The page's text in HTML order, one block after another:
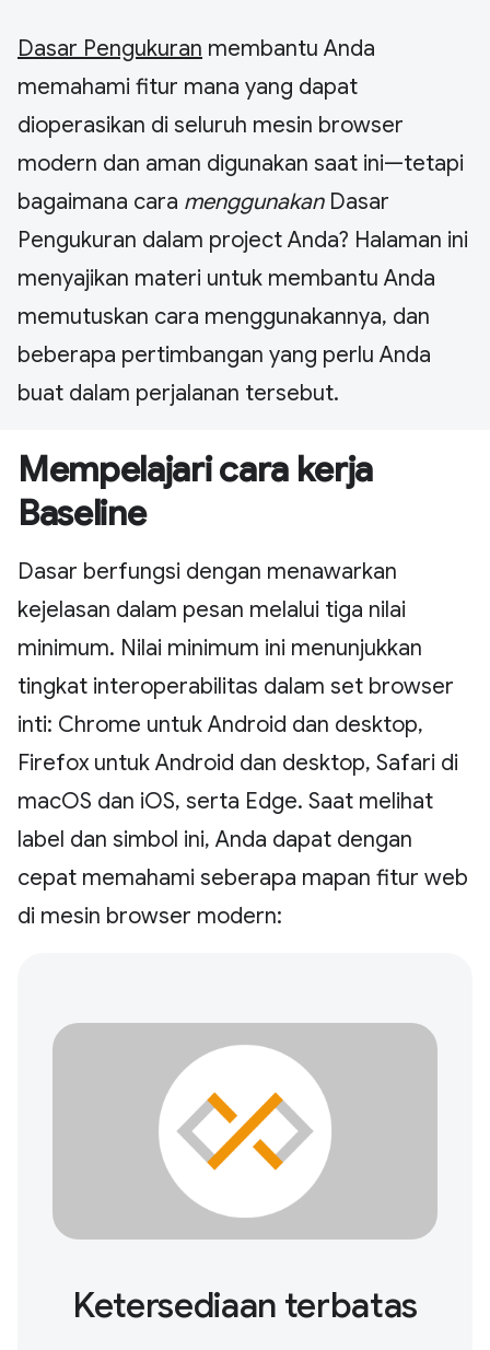
Dasar Pengukuran membantu Anda
memahami fitur mana yang dapat
dioperasikan di seluruh mesin browser
modern dan aman digunakan saat ini—tetapi
bagaimana cara menggunakanDasar
Pengukuran dalam project Anda? Halaman ini
menyajikan materi untuk membantu Anda
memutuskan cara menggunakannya, dan
beberapa pertimbangan yang perlu Anda
buat dalam perjalanan tersebut.
Mempelajari cara kerja
Baseline
Dasar berfungsi dengan menawarkan
kejelasan dalam pesan melalui tiga nilai
minimum. Nilai minimum ini menunjukkan
tingkat interoperabilitas dalam set browser
inti: Chrome untuk Android dan desktop,
Firefox untuk Android dan desktop, Safari di
macOS dan iOS, serta Edge. Saat melihat
label dan simbol ini, Anda dapat dengan
cepat memahami seberapa mapan fitur web
di mesin browser modern:
Ketersediaan terbatas